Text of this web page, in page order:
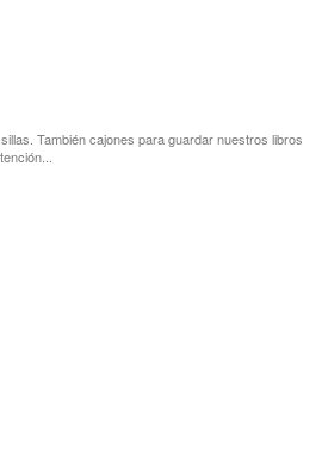
También cajones para guardar nuestros libros